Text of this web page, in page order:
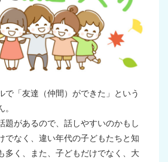
「友達（仲間）ができた」という
があるので、話しやすいのかもし
でなく、違い年代の子どもたちと知
多く、また、子どもだけでなく、大